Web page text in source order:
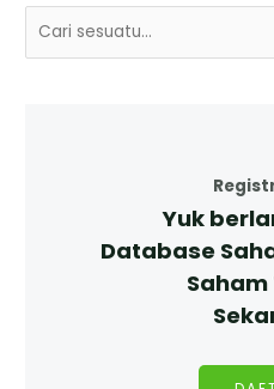
Yuk
Database